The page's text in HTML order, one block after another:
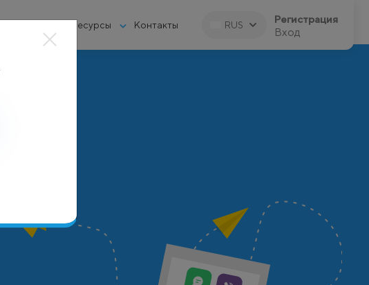
Ресурсы Контакты RUS Регистрация
Вход